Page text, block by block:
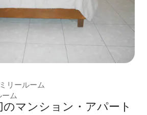
リールーム
ム
マンション・アパート